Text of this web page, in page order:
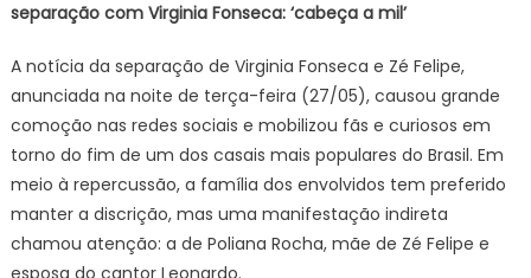
separação com Virginia Fonseca: ‘cabeça a mil’
A notícia da separação de Virginia Fonseca e Zé Felipe,
anunciada na noite de terça-feira (27/05), causou grande
comoção nas redes sociais e mobilizou fãs e curiosos em
torno do fim de um dos casais mais populares do Brasil. Em
meio à repercussão, a família dos envolvidos tem preferido
manter a discrição, mas uma manifestação indireta
chamou atenção: a de Poliana Rocha, mãe de Zé Felipe e